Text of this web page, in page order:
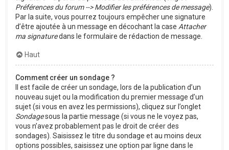
Préférences du forum --> Modifier les préférences de message).
Par la suite, vous pourrez toujours empêcher une signature
d’être ajoutée à un message en décochant la case Attacher
ma signaturedans le formulaire de rédaction de message.
Haut
Comment créer un sondage ?
Il est facile de créer un sondage, lors de la publication d’un
nouveau sujet ou la modification du premier message d’un
sujet (si vous en avez les permissions), cliquez sur l’onglet
Sondagesous la partie message (si vous ne le voyez pas,
vous n’avez probablement pas le droit de créer des
sondages). Saisissez le titre du sondage et au moins deux
options possibles, saisissez une option par ligne dans le